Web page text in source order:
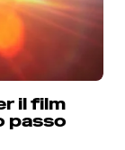
il film
passo